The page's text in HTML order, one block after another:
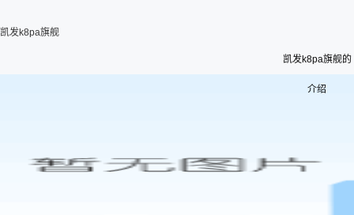
凯发k8pa旗舰
凯发k8pa旗舰的
介绍